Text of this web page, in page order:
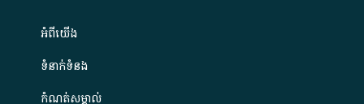
អំពី​យើង​
ទំនាក់ទំនង
កំណត់សម្គាល់